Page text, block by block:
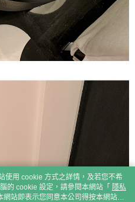
使用 cookie 方式之詳情，及若您不希
的 cookie 設定，請參閱本網站「 隱私
網站即表示您同意本公司得按本網站使